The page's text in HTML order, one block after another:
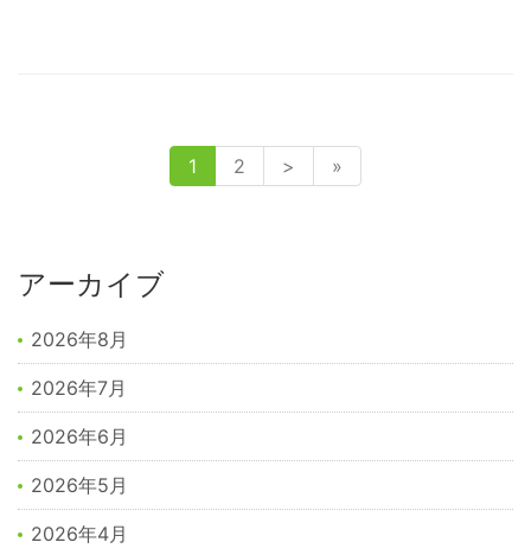
1 2 > »
アーカイブ
2026年8月
2026年7月
2026年6月
2026年5月
2026年4月